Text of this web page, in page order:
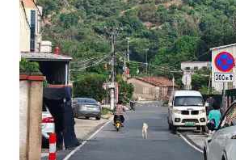
宫，去杨梅采摘园，快乐的吃摘杨梅
天呢，